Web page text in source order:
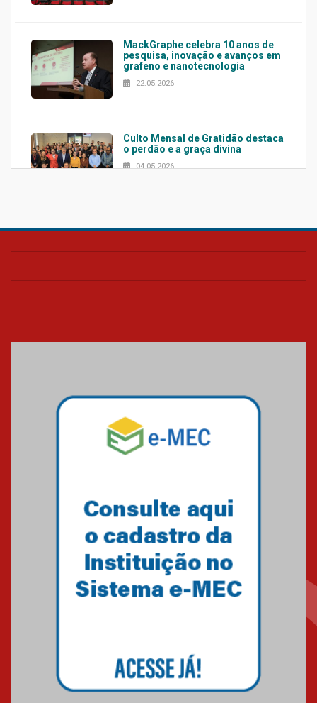
MackGraphe celebra 10 anos de
pesquisa, inovação e avanços em
grafeno e nanotecnologia
22.05.2026
Culto Mensal de Gratidão destaca
o perdão e a graça divina
04.05.2026
Confira como foi o culto mensal
Mackenzie mobiliza campanha
solidária para apoiar famílias em
Minas Gerais
Primeiro culto do ano ressalta o
27.02.2026